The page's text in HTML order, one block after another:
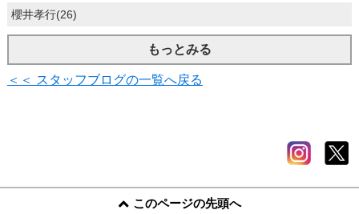
櫻井孝行(26)
もっとみる
＜＜ スタッフブログの一覧へ戻る
このページの先頭へ